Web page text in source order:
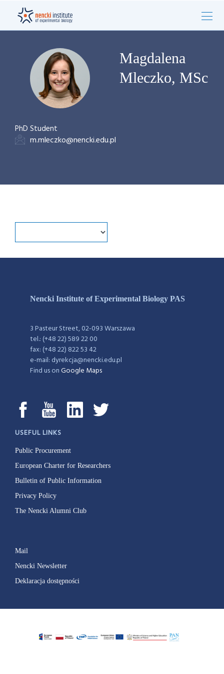
Magdalena
Mleczko, MSc
PhD Student
m.mleczko@nencki.edu.pl
Nencki Institute of Experimental Biology PAS
3 Pasteur Street, 02-093 Warszawa
tel.: (+48 22) 589 22 00
fax: (+48 22) 822 53 42
e-mail: dyrekcja@nencki.edu.pl
Find us onGoogle Maps
USEFUL LINKS
Public Procurement
European Charter for Researchers
Bulletin of Public Information
Privacy Policy
The Nencki Alumni Club
Mail
Nencki Newsletter
Deklaracja dostępności